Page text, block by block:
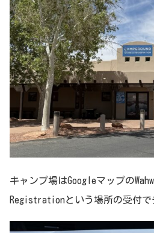
キャンプ場はGoogleマップの
Registrationという場所の受付で